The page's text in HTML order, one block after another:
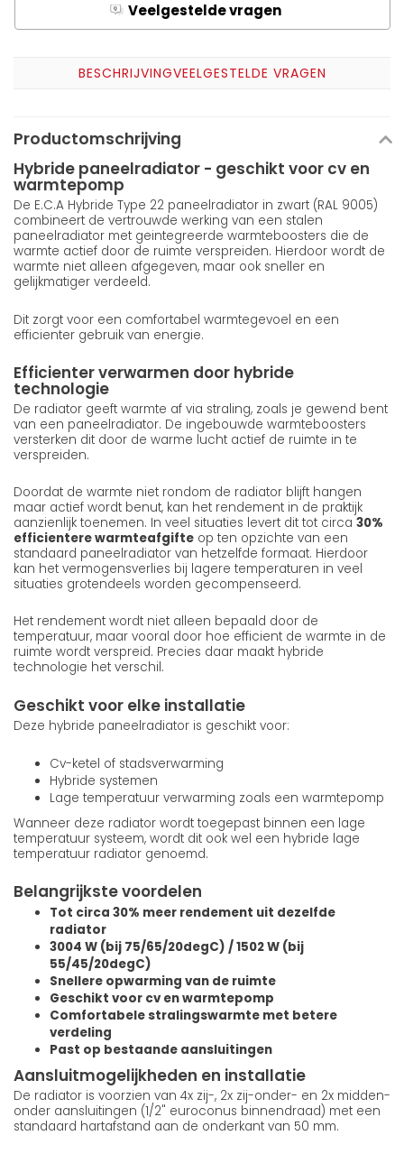
Q Veelgestelde vragen
BESCHRIJVINGVEELGESTELDE VRAGEN
Productomschrijving
Hybride paneelradiator - geschikt voor cv en
warmtepomp
De E.C.A Hybride Type 22 paneelradiator in zwart (RAL 9005)
combineert de vertrouwde werking van een stalen
paneelradiator met geintegreerde warmteboosters die de
warmte actief door de ruimte verspreiden. Hierdoor wordt de
warmte niet alleen afgegeven, maar ook sneller en
gelijkmatiger verdeeld.
Dit zorgt voor een comfortabel warmtegevoel en een
efficienter gebruik van energie.
Efficienter verwarmen door hybride
technologie
De radiator geeft warmte af via straling, zoals je gewend bent
van een paneelradiator. De ingebouwde warmteboosters
versterken dit door de warme lucht actief de ruimte in te
verspreiden.
Doordat de warmte niet rondom de radiator blijft hangen
maar actief wordt benut, kan het rendement in de praktijk
aanzienlijk toenemen. In veel situaties levert dit tot circa 30%
efficientere warmteafgifte op ten opzichte van een
standaard paneelradiator van hetzelfde formaat. Hierdoor
kan het vermogensverlies bij lagere temperaturen in veel
situaties grotendeels worden gecompenseerd.
Het rendement wordt niet alleen bepaald door de
temperatuur, maar vooral door hoe efficient de warmte in de
ruimte wordt verspreid. Precies daar maakt hybride
technologie het verschil.
Geschikt voor elke installatie
Deze hybride paneelradiator is geschikt voor:
Cv-ketel of stadsverwarming
Hybride systemen
Lage temperatuur verwarming zoals een warmtepomp
Wanneer deze radiator wordt toegepast binnen een lage
temperatuur systeem, wordt dit ook wel een hybride lage
temperatuur radiator genoemd.
Belangrijkste voordelen
Tot circa 30% meer rendement uit dezelfde
radiator
3004 W (bij 75/65/20degC) / 1502 W (bij
55/45/20degC)
Snellere opwarming van de ruimte
Geschikt voor cv en warmtepomp
Comfortabele stralingswarmte met betere
verdeling
Past op bestaande aansluitingen
Aansluitmogelijkheden en installatie
De radiator is voorzien van 4x zij-, 2x zij-onder- en 2x midden-
onder aansluitingen (1/2" euroconus binnendraad) met een
standaard hartafstand aan de onderkant van 50 mm.